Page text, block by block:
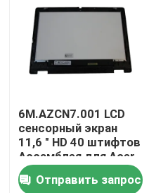
О Компании
Контакты
Продукция
Видео
6M.AZCN7.001 LCD
сенсорный экран
11,6 " HD 40 штифтов
Ассамблея для Acer
Chromebook 11 311
R722T-K95L
Отправить запрос